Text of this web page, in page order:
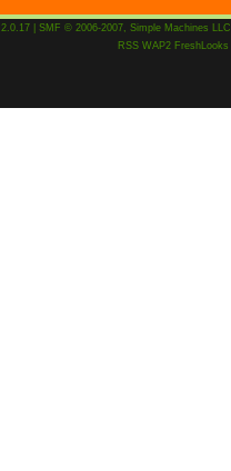
SMF © 2006-2007, Simple Machines LLC
RSS WAP2 FreshLooks